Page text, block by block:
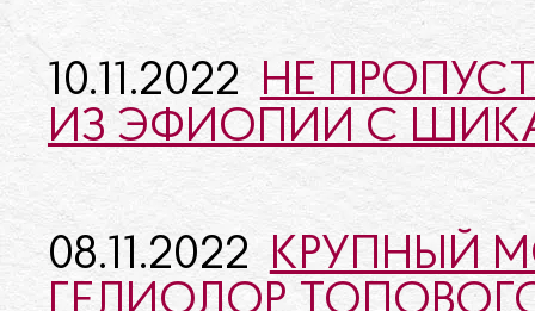
10.11.2022 НЕ
ИЗ ЭФИОПИИ С
08.11.2022 КРУПНЫЙ